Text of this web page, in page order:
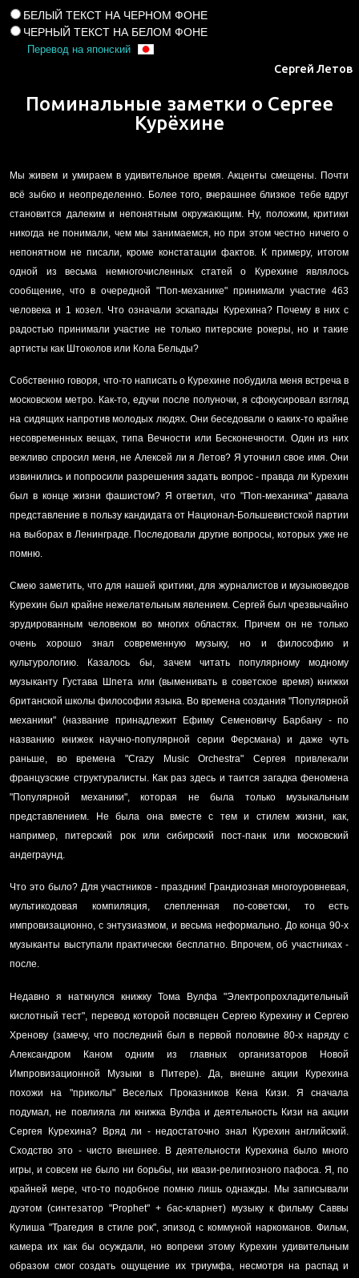
БЕЛЫЙ ТЕКСТ НА ЧЕРНОМ ФОНЕ
ЧЕРНЫЙ ТЕКСТ НА БЕЛОМ ФОНЕ
Перевод на японский
Сергей Летов
Поминальные заметки о Сергее
Курёхине
Мы живем и умираем в удивительное время. Акценты смещены. Почти
всё зыбко и неопределенно. Более того, вчерашнее близкое тебе вдруг
становится далеким и непонятным окружающим. Ну, положим, критики
никогда не понимали, чем мы занимаемся, но при этом честно ничего о
непонятном не писали, кроме констатации фактов. К примеру, итогом
одной из весьма немногочисленных статей о Курехине являлось
сообщение, что в очередной "Поп-механике" принимали участие 463
человека и 1 козел. Что означали эскапады Курехина? Почему в них с
радостью принимали участие не только питерские рокеры, но и такие
артисты как Штоколов или Кола Бельды?
Собственно говоря, что-то написать о Курехине побудила меня встреча в
московском метро. Как-то, едучи после полуночи, я сфокусировал взгляд
на сидящих напротив молодых людях. Они беседовали о каких-то крайне
несовременных вещах, типа Вечности или Бесконечности. Один из них
вежливо спросил меня, не Алексей ли я Летов? Я уточнил свое имя. Они
извинились и попросили разрешения задать вопрос - правда ли Курехин
был в конце жизни фашистом? Я ответил, что "Поп-механика" давала
представление в пользу кандидата от Национал-Большевистской партии
на выборах в Ленинграде. Последовали другие вопросы, которых уже не
помню.
Смею заметить, что для нашей критики, для журналистов и музыковедов
Курехин был крайне нежелательным явлением. Сергей был чрезвычайно
эрудированным человеком во многих областях. Причем он не только
очень хорошо знал современную музыку, но и философию и
культурологию. Казалось бы, зачем читать популярному модному
музыканту Густава Шпета или (выменивать в советское время) книжки
британской школы философии языка. Во времена создания "Популярной
механики" (название принадлежит Ефиму Семеновичу Барбану - по
названию книжек научно-популярной серии Ферсмана) и даже чуть
раньше, во времена "Crazy Music Orchestra" Сергея привлекали
французские структуралисты. Как раз здесь и таится загадка феномена
"Популярной механики", которая не была только музыкальным
представлением. Не была она вместе с тем и стилем жизни, как,
например, питерский рок или сибирский пост-панк или московский
андеграунд.
Что это было? Для участников - праздник! Грандиозная многоуровневая,
мультикодовая компиляция, слепленная по-советски, то есть
импровизационно, с энтузиазмом, и весьма неформально. До конца 90-х
музыканты выступали практически бесплатно. Впрочем, об участниках -
после.
Недавно я наткнулся книжку Тома Вулфа "Электропрохладительный
кислотный тест", перевод которой посвящен Сергею Курехину и Сергею
Хренову (замечу, что последний был в первой половине 80-х наряду с
Александром Каном одним из главных организаторов Новой
Импровизационной Музыки в Питере). Да, внешне акции Курехина
похожи на "приколы" Веселых Проказников Кена Кизи. Я сначала
подумал, не повлияла ли книжка Вулфа и деятельность Кизи на акции
Сергея Курехина? Вряд ли - недостаточно знал Курехин английский.
Сходство это - чисто внешнее. В деятельности Курехина было много
игры, и совсем не было ни борьбы, ни квази-религиозного пафоса. Я, по
крайней мере, что-то подобное помню лишь однажды. Мы записывали
дуэтом (синтезатор "Prophet" + бас-кларнет) музыку к фильму Саввы
Кулиша "Трагедия в стиле рок", эпизод с коммуной наркоманов. Фильм,
камера их как бы осуждали, но вопреки этому Курехин удивительным
образом смог создать ощущение их триумфа, несмотря на распад и